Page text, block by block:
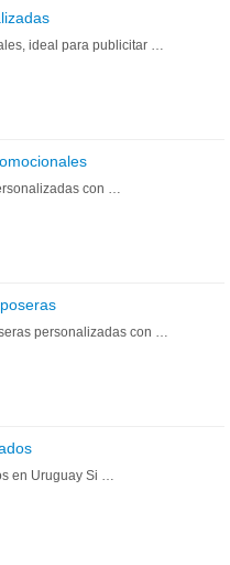
ideal para publicitar …
con …
personalizadas con …
en Uruguay Si …